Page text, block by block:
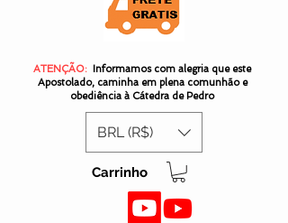
ATENÇÃO: Informamos com alegria que este
Apostolado, caminha em plena comunhão e
obediência à Cátedra de Pedro
BRL (R$)
Carrinho